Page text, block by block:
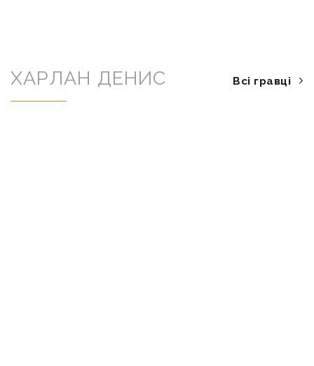
ХАРЛАН ДЕНИС Всі гравці